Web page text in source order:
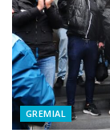
GREMIAL